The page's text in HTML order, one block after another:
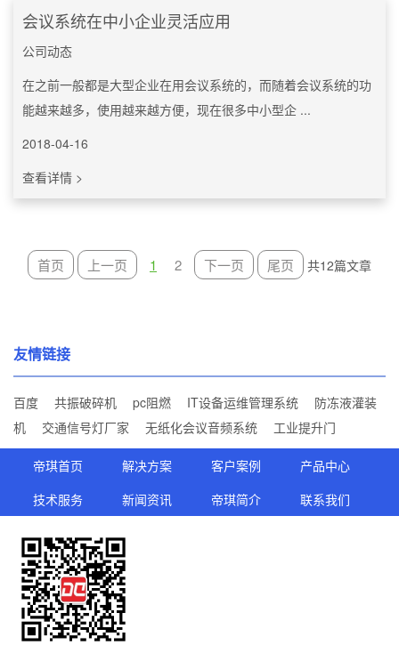
会议系统在中小企业灵活应用
公司动态
在之前一般都是大型企业在用会议系统的，而随着会议系统的功
能越来越多，使用越来越方便，现在很多中小型企 ...
2018-04-16
查看详情 >
首页 上一页 1 2 下一页 尾页 共12篇文章
友情链接
百度 共振破碎机 pc阻燃 IT设备运维管理系统
防冻液灌装
机
交通信号灯厂家 无纸化会议音频系统 工业提升门
帝琪首页 解决方案 客户案例
产品中心
技术服务
新闻资讯 帝琪简介 联系我们